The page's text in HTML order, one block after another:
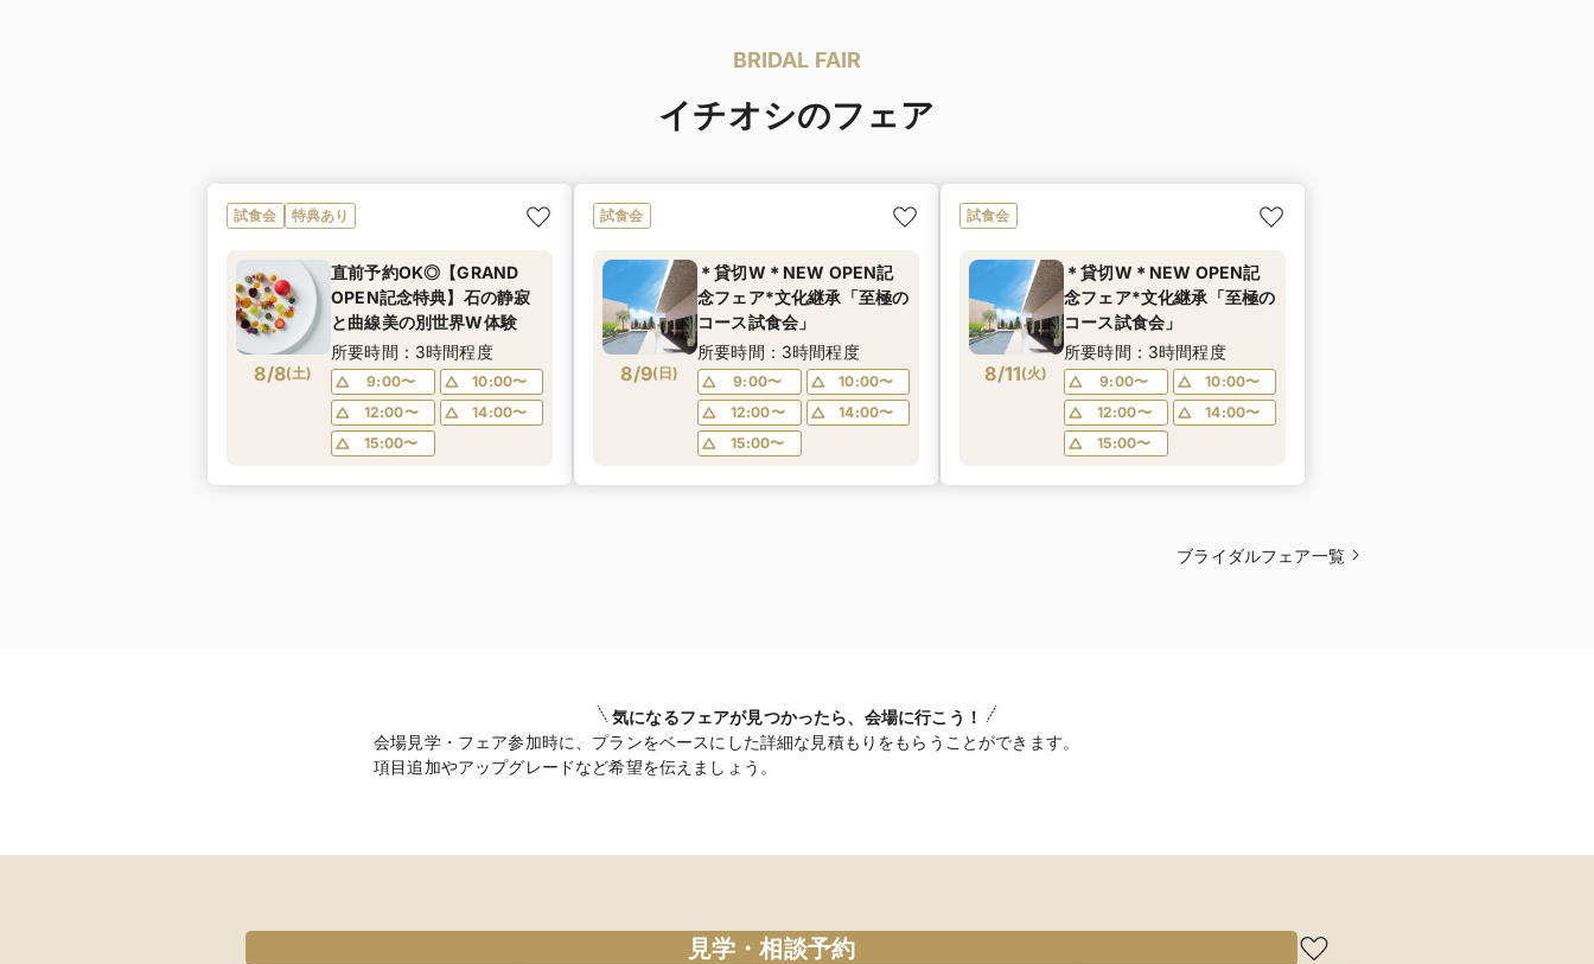
BRIDAL FAIR
イチオシのフェア
試食会 特典あり
8/8(土)
直前予約OK◎【GRAND
OPEN記念特典】石の静寂
と曲線美の別世界W体験
所要時間：3時間程度
9:00〜
10:00〜
12:00〜
14:00〜
15:00〜
試食会
8/9( 日)
＊貸切W＊NEW OPEN記
念フェア*文化継承「至極の
コース試食会」
所要時間：3時間程度
9:00〜
10:00〜
12:00〜
14:00〜
15:00〜
試食会
8/11(火)
＊貸切W＊NEW OPEN記
念フェア*文化継承「至極の
コース試食会」
所要時間：3時間程度
9:00〜
10:00〜
12:00〜
14:00〜
15:00〜
ブライダルフェア一覧
気になるフェアが見つかったら、会場に行こう！
会場見学・フェア参加時に、プランをベースにした詳細な見積もりをもらうことができます。
項目追加やアップグレードなど希望を伝えましょう。
見学・相談予約